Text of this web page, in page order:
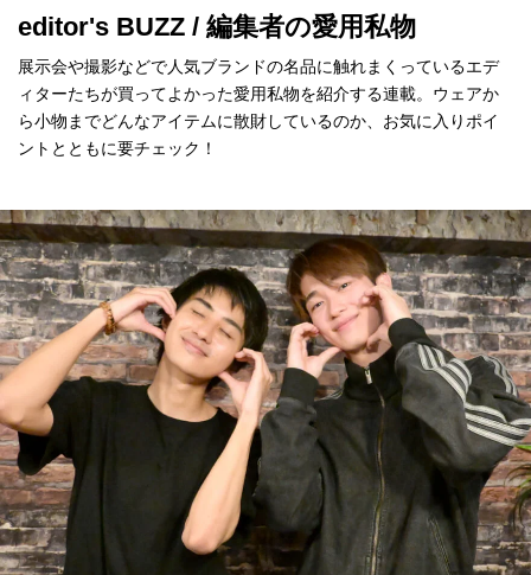
editor's BUZZ / 編集者の愛用私物
展示会や撮影などで人気ブランドの名品に触れまくっているエデ
ィターたちが買ってよかった愛用私物を紹介する連載。ウェアか
ら小物までどんなアイテムに散財しているのか、お気に入りポイ
ントとともに要チェック！